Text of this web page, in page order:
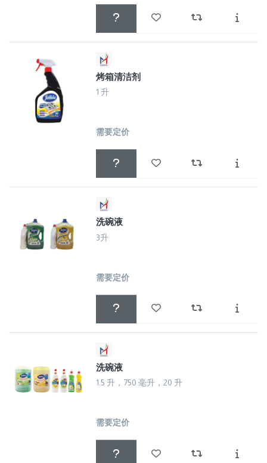
烤箱清洁剂
1 升
需要定价
洗碗液
3升
需要定价
洗碗液
1.5 升，750 毫升，20 升
需要定价